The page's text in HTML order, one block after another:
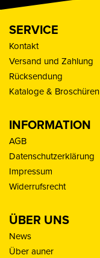
SERVICE
Kontakt
Versand und Zahlung
Rücksendung
Kataloge & Broschüren
INFORMATION
AGB
Datenschutzerklärung
Impressum
Widerrufsrecht
ÜBER UNS
News
Über auner